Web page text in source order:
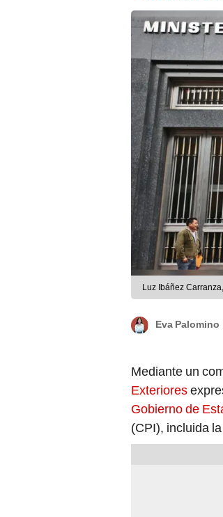
Luz Ibáñez
Eva Palomino
Mediante un
Exteriores
Gobierno de
(CPI), incluida